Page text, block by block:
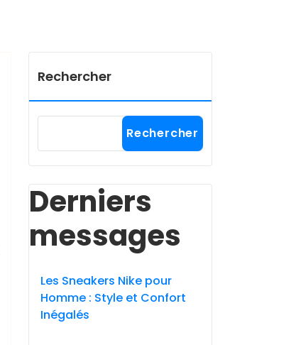
Rechercher
Rechercher
Derniers
messages
Les Sneakers Nike pour
Homme : Style et Confort
Inégalés